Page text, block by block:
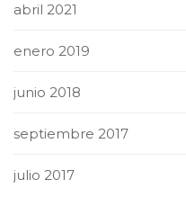
abril 2021
enero 2019
junio 2018
septiembre 2017
julio 2017